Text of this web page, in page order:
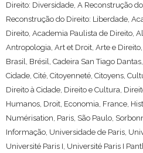
Direito: Diversidade, A Reconstrução
Reconstrução do Direito: Liberdade,
Direito, Academia Paulista de Direito,
Antropologia, Art et Droit, Arte e Direito,
Brasil, Brésil, Cadeira San Tiago Dantas,
Cidade, Cité, Citoyenneté, Citoyens,
Direito à Cidade, Direito e Cultura,
Humanos, Droit, Economia, France,
Numérisation, Paris, São Paulo,
Informação, Universidade de Paris,
Université Paris I, Université Paris I